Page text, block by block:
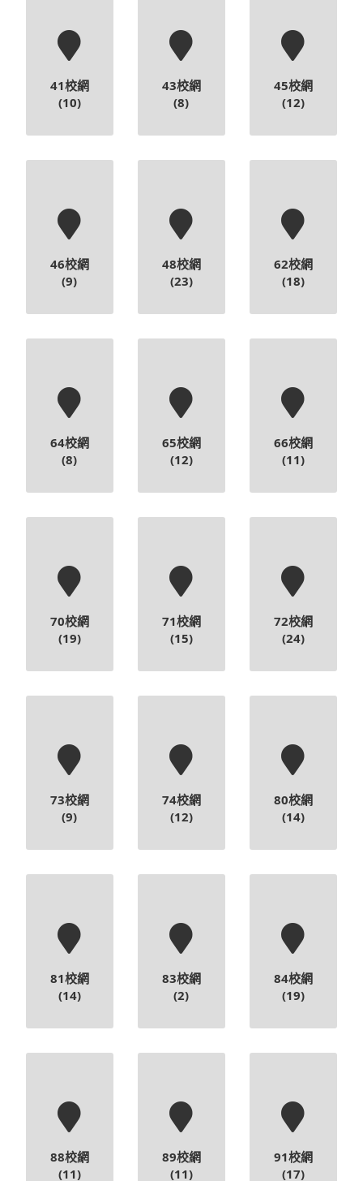
41校網
(10)
43校網
(8)
45校網
(12)
46校網
(9)
48校網
(23)
62校網
(18)
64校網
(8)
65校網
(12)
66校網
(11)
70校網
(19)
71校網
(15)
72校網
(24)
73校網
(9)
74校網
(12)
80校網
(14)
81校網
(14)
83校網
(2)
84校網
(19)
88校網
(11)
89校網
(11)
91校網
(17)